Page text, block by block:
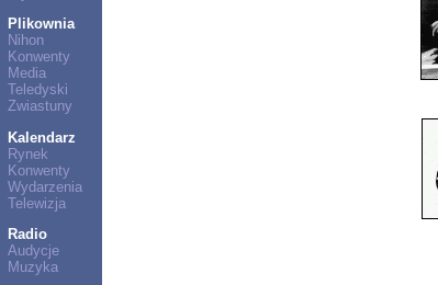
Plikownia
Nihon
Konwenty
Media
Teledyski
Zwiastuny
Kalendarz
Rynek
Konwenty
Wydarzenia
Telewizja
Radio
Audycje
Muzyka